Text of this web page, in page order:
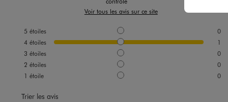
Voir tous les avis sur ce site
5 étoiles
0
4 étoiles
1
3 étoiles
0
2 étoiles
0
1 étoile 0
Trier les avis